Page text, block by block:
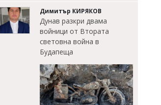
Димитър КИРЯКОВ
Дунав разкри двама
войници от Втората
световна война в
Будапеща